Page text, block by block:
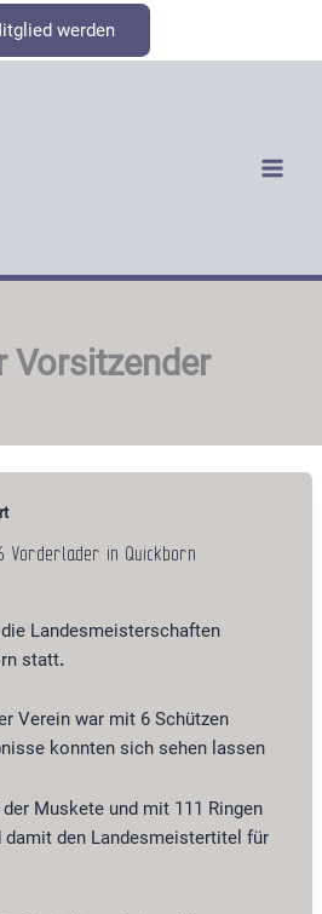
werden
Vorsitzender
Vorderlader in Quickborn
Landesmeisterschaften
statt.
Verein war mit 6 Schützen
konnten sich sehen lassen
Muskete und mit 111 Ringen
damit den Landesmeistertitel für